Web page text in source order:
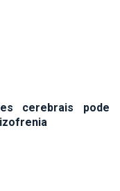
cerebrais pode